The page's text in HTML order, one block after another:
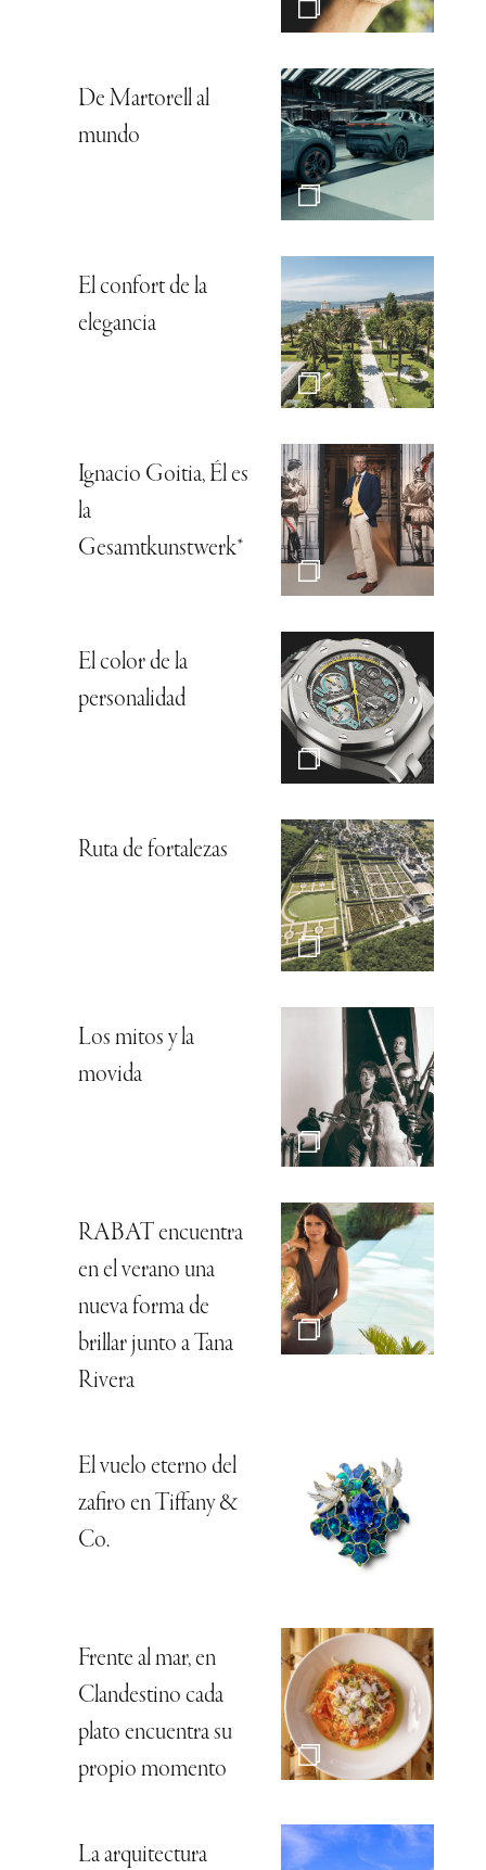
De Martorell al
mundo
El confort de la
elegancia
Ignacio Goitia, Él es
la
Gesamtkunstwerk*
El color de la
personalidad
Ruta de fortalezas
Los mitos y la
movida
RABAT encuentra
en el verano una
nueva forma de
brillar junto a Tana
Rivera
El vuelo eterno del
zafiro en Tiffany &
Co.
Frente al mar, en
Clandestino cada
plato encuentra su
propio momento
La arquitectura